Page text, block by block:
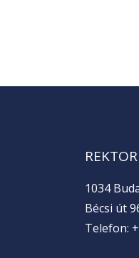
1034
Bécsi út
Telefon: